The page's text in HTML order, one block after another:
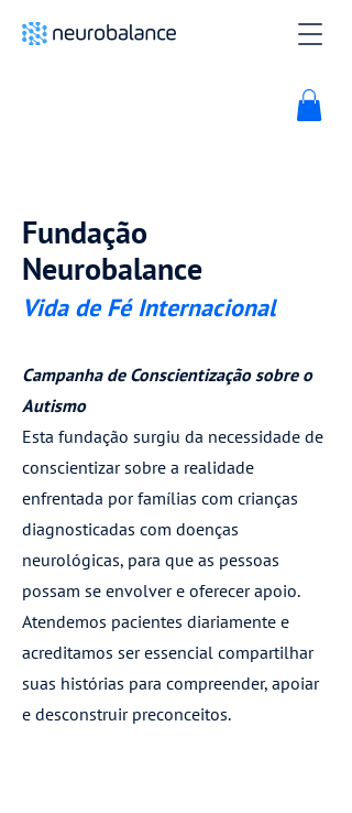
Fundação
Neurobalance
Vida de Fé Internacional
Campanha de Conscientização sobre o
Autismo
Esta fundação surgiu da necessidade de
conscientizar sobre a realidade
enfrentada por famílias com crianças
diagnosticadas com doenças
neurológicas, para que as pessoas
possam se envolver e oferecer apoio.
Atendemos pacientes diariamente e
acreditamos ser essencial compartilhar
suas histórias para compreender, apoiar
e desconstruir preconceitos.